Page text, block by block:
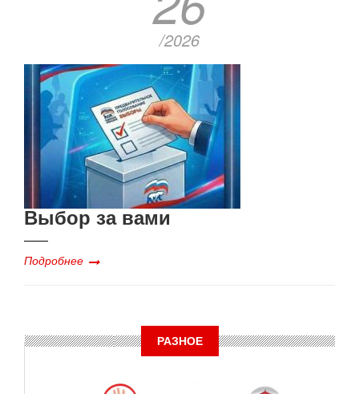
/2026
Выбор за вами
Подробнее
РАЗНОЕ